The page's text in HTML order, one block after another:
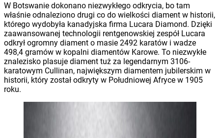
W Botswanie dokonano niezwykłego odkrycia, bo tam
właśnie odnaleziono drugi co do wielkości diament w historii,
którego wydobyła kanadyjska firma Lucara Diamond. Dzięki
zaawansowanej technologii rentgenowskiej zespół Lucara
odkrył ogromny diament o masie 2492 karatów i wadze
498,4 gramów w kopalni diamentów Karowe. To niezwykłe
znalezisko plasuje diament tuż za legendarnym 3106-
karatowym Cullinan, największym diamentem jubilerskim w
historii, który został odkryty w Południowej Afryce w 1905
roku.